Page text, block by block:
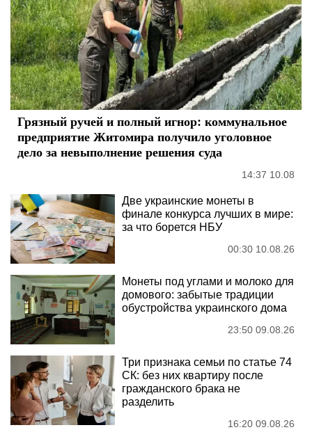
Грязный ручей и полный игнор: коммунальное
предприятие Житомира получило уголовное
дело за невыполнение решения суда
14:37 10.08
Две украинские монеты в
финале конкурса лучших в мире:
за что борется НБУ
00:30 10.08.26
Монеты под углами и молоко для
домового: забытые традиции
обустройства украинского дома
23:50 09.08.26
Три признака семьи по статье 74
СК: без них квартиру после
гражданского брака не
разделить
16:20 09.08.26